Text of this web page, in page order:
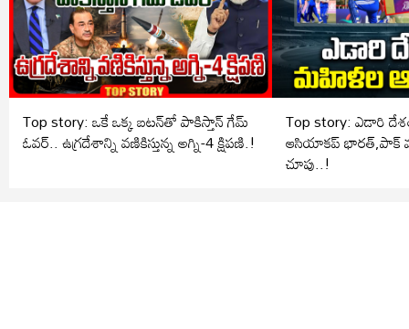
Top story: ఒకే ఒక్క బటన్‌తో పాకిస్తాన్ గేమ్
ఓవర్.. ఉగ్రదేశాన్ని వణికిస్తున్న అగ్ని-4 క్షిపణి.!
Top story: ఎడారి
ఆసియాకప్ భారత్,పాక్
చూపు..!